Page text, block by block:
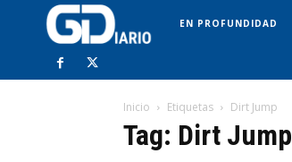
EN PROFUNDIDAD
Inicio Etiquetas Dirt Jump
Tag: Dirt Jump